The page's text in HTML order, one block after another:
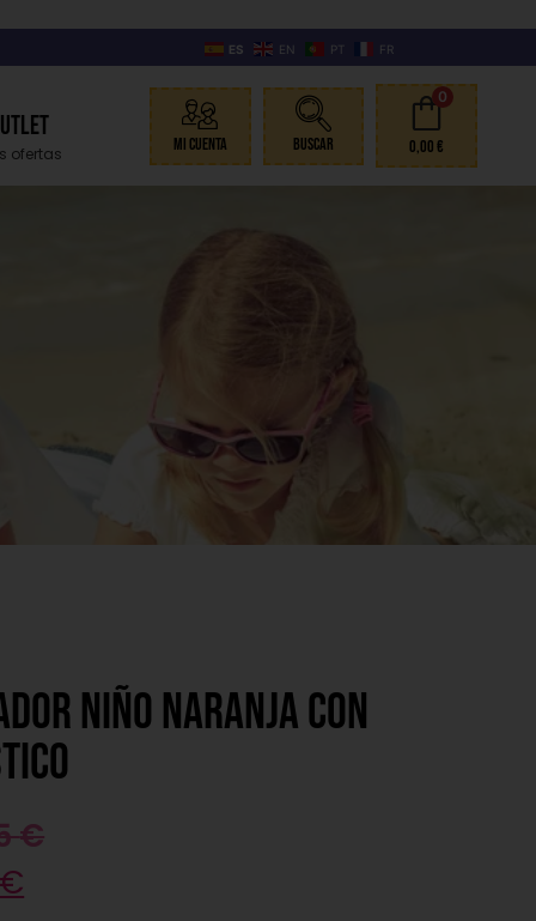
ES EN PT FR
ofertas Mi Cuenta Buscar
0
0,00€
niño naranja con
€
€